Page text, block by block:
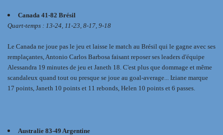
Canada 41-82 Brésil
Quart-temps : 13-24, 11-23, 8-17, 9-18
Le Canada ne joue pas le jeu et laisse le match au Brésil qui le gagne avec ses
remplaçantes, Antonio Carlos Barbosa faisant reposer ses leaders d'équipe
Alessandra 19 minutes de jeu et Janeth 18. C'est plus que dommage et même
scandaleux quand tout ou presque se joue au goal-average... Iziane marque
17 points, Janeth 10 points et 11 rebonds, Helen 10 points et 6 passes.
Australie 83-49 Argentine